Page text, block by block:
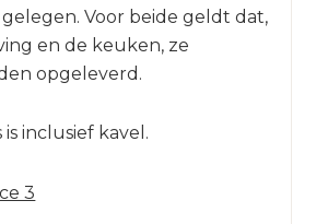
Voor beide geldt dat,
en de keuken, ze
opgeleverd.
inclusief kavel.